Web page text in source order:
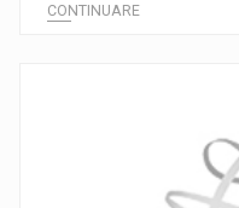
CONTINUARE